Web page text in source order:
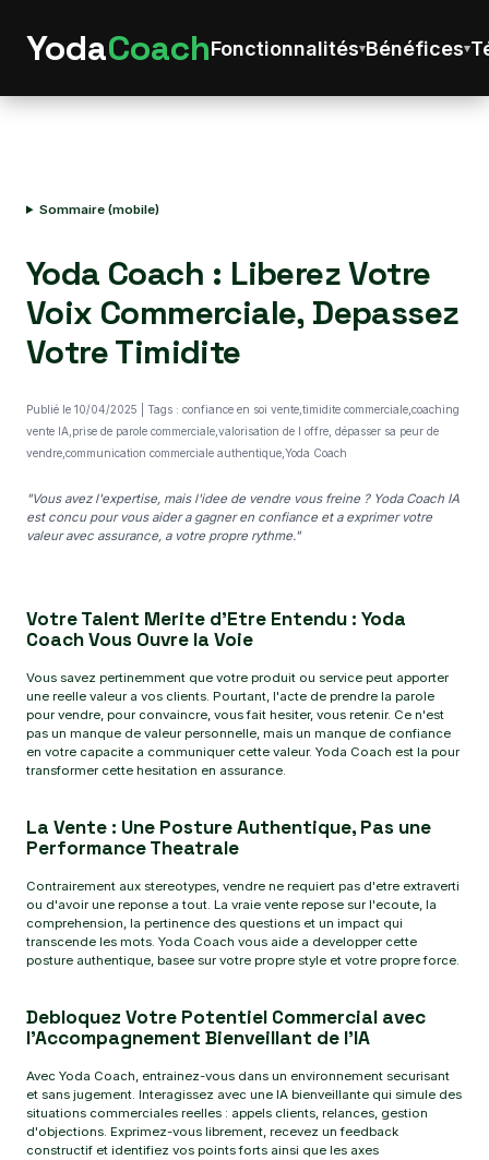
YodaCoachFonctionnalités Bénéfices
Sommaire (mobile)
Yoda Coach : Liberez Votre
Voix Commerciale, Depassez
Votre Timidite
Publié le 10/04/2025 | Tags : confiance en soi vente,timidite commerciale,coaching
vente IA,prise de parole commerciale,valorisation de l offre, dépasser sa peur de
vendre,communication commerciale authentique,Yoda Coach
"Vous avez l'expertise, mais l'idee de vendre vous freine ? Yoda Coach IA
est concu pour vous aider a gagner en confiance et a exprimer votre
valeur avec assurance, a votre propre rythme."
Votre Talent Merite d'Etre Entendu : Yoda
Coach Vous Ouvre la Voie
Vous savez pertinemment que votre produit ou service peut apporter
une reelle valeur a vos clients. Pourtant, l'acte de prendre la parole
pour vendre, pour convaincre, vous fait hesiter, vous retenir. Ce n'est
pas un manque de valeur personnelle, mais un manque de confiance
en votre capacite a communiquer cette valeur. Yoda Coach est la pour
transformer cette hesitation en assurance.
La Vente : Une Posture Authentique, Pas une
Performance Theatrale
Contrairement aux stereotypes, vendre ne requiert pas d'etre extraverti
ou d'avoir une reponse a tout. La vraie vente repose sur l'ecoute, la
comprehension, la pertinence des questions et un impact qui
transcende les mots. Yoda Coach vous aide a developper cette
posture authentique, basee sur votre propre style et votre propre force.
Debloquez Votre Potentiel Commercial avec
l'Accompagnement Bienveillant de l'IA
Avec Yoda Coach, entrainez-vous dans un environnement securisant
et sans jugement. Interagissez avec une IA bienveillante qui simule des
situations commerciales reelles : appels clients, relances, gestion
d'objections. Exprimez-vous librement, recevez un feedback
constructif et identifiez vos points forts ainsi que les axes